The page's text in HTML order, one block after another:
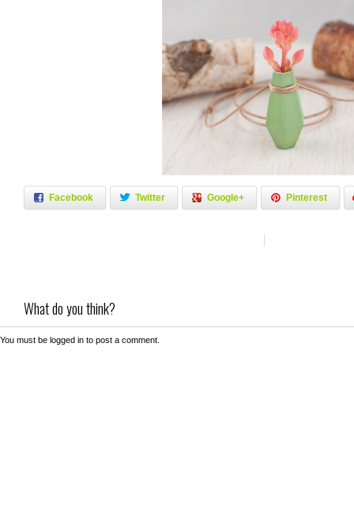
Facebook Twitter Google+ Pinterest
What do you think?
You must be logged in to post a comment.